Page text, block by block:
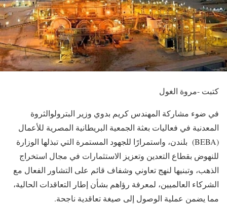
كتبت -مروة الغول
في ضوء مشاركة المهندس كريم بدوي وزير البترولوالثروة
المعدنية في فعاليات بعثة الجمعية البريطانية المصرية للأعمال
(BEBA) بلندن، واستمرارًا للجهود المستمرة التي تبذلها الوزارة
للنهوض بقطاع التعدين وتعزيز الاستثمارات في مجال استخراج
الذهب، وتبنيها لنهج تعاوني وشفاف قائم على التشاور الفعال مع
الشركاء العالميين، لمعرفة رؤاهم بشأن إطار التعاقدات الحالية،
مما يضمن عملية الوصول إلى صيغة تعاقدية ناجحة.